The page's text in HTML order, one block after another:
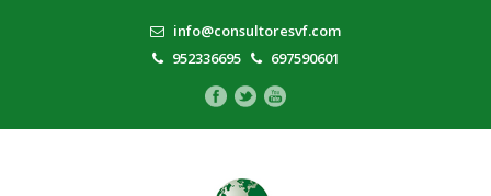
info@consultoresvf.com
952336695
697590601